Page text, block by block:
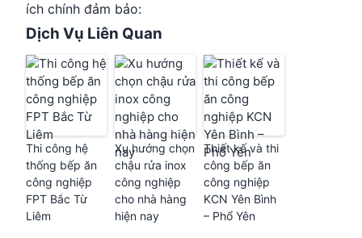
ích chính đảm bảo:
Dịch Vụ Liên Quan
Thi công hệ
thống bếp ăn
công nghiệp
FPT Bắc Từ
Liêm
Xu hướng chọn
chậu rửa inox
công nghiệp
cho nhà hàng
hiện nay
Thiết kế và thi
công bếp ăn
công nghiệp
KCN Yên Bình
– Phổ Yên